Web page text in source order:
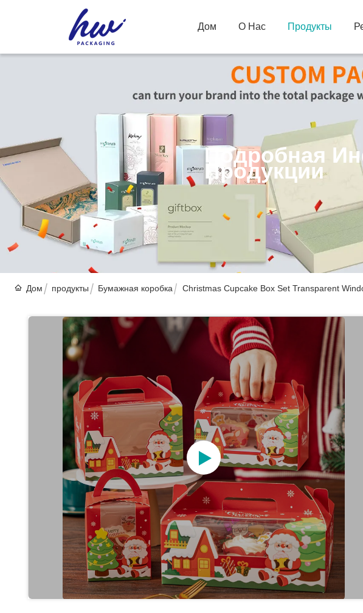
Дом О Нас Продукты
Подробная
Продукции
Дом продукты Бумажная коробка Christmas Cupcake Box Set Transparent